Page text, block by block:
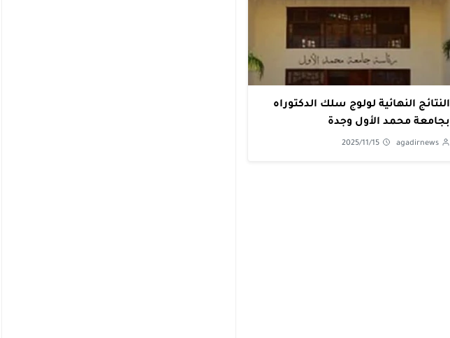
النتائج النهائية لولوج سلك الدكتوراه
بجامعة محمد الأول وجدة
agadirnews
2025/11/15